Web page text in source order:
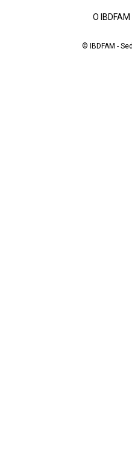
O IBDFAM
© IBDFAM -